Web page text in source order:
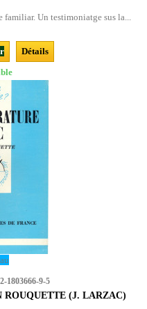
familiar. Un testimoniatge sus la...
Détails
1803666-9-5
(J. LARZAC)